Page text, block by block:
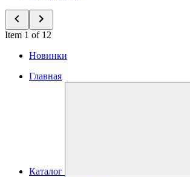
Item 1 of 12
Новинки
Главная
Каталог